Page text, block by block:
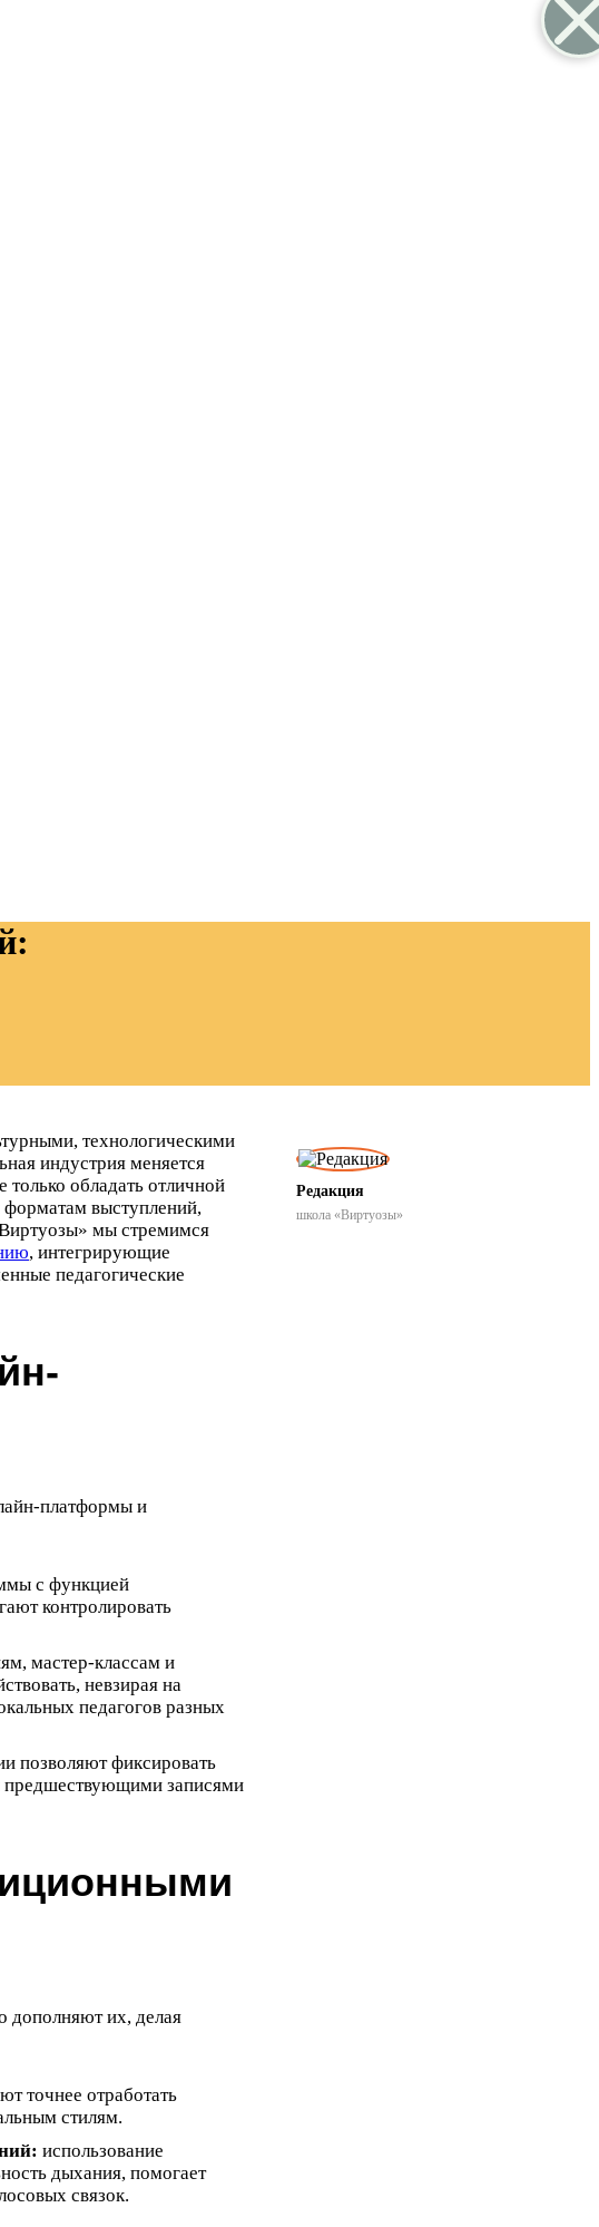
технологическими
индустрия меняется
обладать отличной
выступлений,
мы стремимся
, интегрирующие
педагогические
платформы и
с функцией
контролировать
мастер-классам и
невзирая на
педагогов разных
позволяют фиксировать
предшествующими записями
дополняют их, делая
точнее отработать
стилям.
использование
дыхания, помогает
связок.
Редакция
школа «Виртуозы»